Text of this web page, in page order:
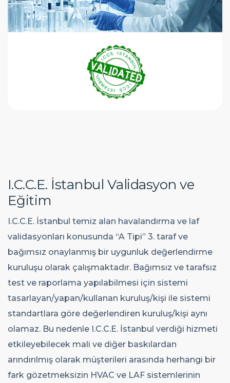
I.C.C.E. İstanbul Validasyon ve
Eğitim
I.C.C.E. İstanbul temiz alan havalandırma ve laf
validasyonları konusunda “A Tipi” 3. taraf ve
bağımsız onaylanmış bir uygunluk değerlendirme
kuruluşu olarak çalışmaktadır. Bağımsız ve tarafsız
test ve raporlama yapılabilmesi için sistemi
tasarlayan/yapan/kullanan kuruluş/kişi ile sistemi
standartlara göre değerlendiren kuruluş/kişi aynı
olamaz. Bu nedenle I.C.C.E. İstanbul verdiği hizmeti
etkileyebilecek mali ve diğer baskılardan
arındırılmış olarak müşterileri arasında herhangi bir
fark gözetmeksizin HVAC ve LAF sistemlerinin